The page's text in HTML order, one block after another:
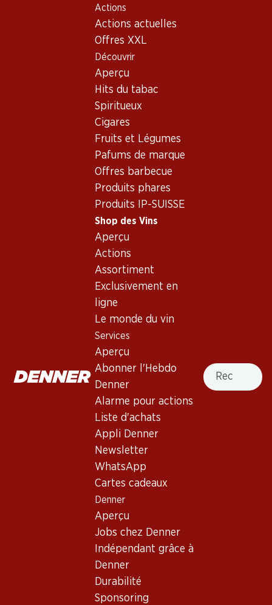
Actions
Actions actuelles
Offres XXL
Découvrir
Aperçu
Hits du tabac
Spiritueux
Cigares
Fruits et Légumes
Pafums de marque
Offres barbecue
Produits phares
Produits IP-SUISSE
Shop des Vins
Aperçu
Actions
Assortiment
Exclusivement en
ligne
Le monde du vin
Services
Aperçu
Abonner l'Hebdo
Denner
Alarme pour actions
Liste d'achats
Appli Denner
Newsletter
WhatsApp
Cartes cadeaux
Denner
Aperçu
Jobs chez Denner
Indépendant grâce à
Denner
Durabilité
Sponsoring
Recherche
Shop des Vins
Carménère, Central Valley
Los Pasos Carménère
Château Brane Cantenac
Terraced Carmenère Gran
Exclusivité web !
Bouteille: 57.95
4 produits
Restez au courant grâce à la newsletter Denner. Inscrivez-